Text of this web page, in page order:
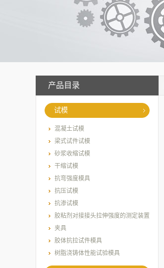
产品目录
试模
混凝土试模
梁式试件试模
砂浆收缩试模
干缩试模
抗弯强度模具
抗压试模
抗渗试模
胶粘剂对接接头拉伸强度的测定装置
夹具
胶体抗拉试件模具
树脂浇铸体性能试验模具